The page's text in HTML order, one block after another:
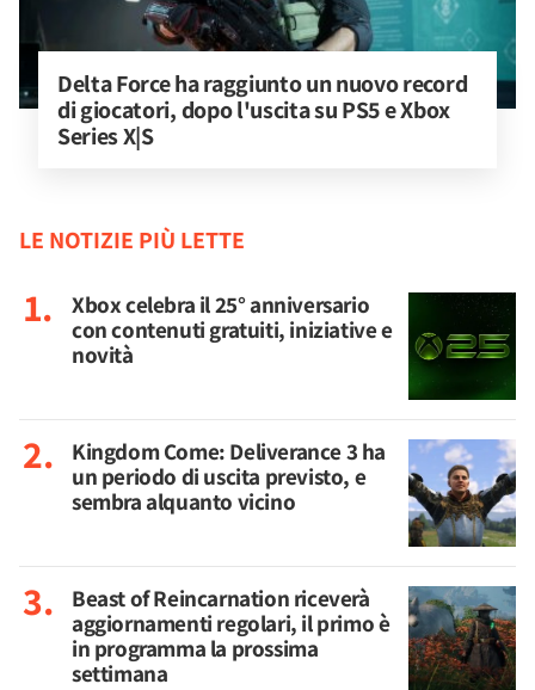
Delta Force ha raggiunto un nuovo record
di giocatori, dopo l'uscita su PS5 e Xbox
Series X|S
LE NOTIZIE PIÙ LETTE
Xbox celebra il 25° anniversario
con contenuti gratuiti, iniziative e
novità
Kingdom Come: Deliverance 3 ha
un periodo di uscita previsto, e
sembra alquanto vicino
Beast of Reincarnation riceverà
aggiornamenti regolari, il primo è
in programma la prossima
settimana